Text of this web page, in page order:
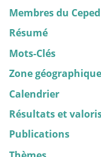
Membres du
Résumé
Mots-Clés
Zone géographique
Calendrier
Résultats et
Publications